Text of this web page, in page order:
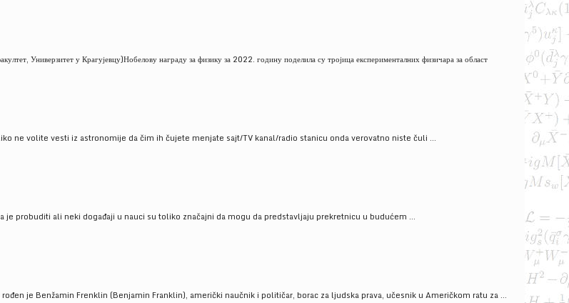
Универзитет у Крагујевцу)Нобелову награду за физику за 2022. годину поделила су тројица експерименталних физичара за област
ne volite vesti iz astronomije da čim ih čujete menjate sajt/TV kanal/radio stanicu onda verovatno niste čuli ...
je probuditi ali neki događaji u nauci su toliko značajni da mogu da predstavljaju prekretnicu u budućem ...
je Benžamin Frenklin (Benjamin Franklin), američki naučnik i političar, borac za ljudska prava, učesnik u Američkom ratu za ...